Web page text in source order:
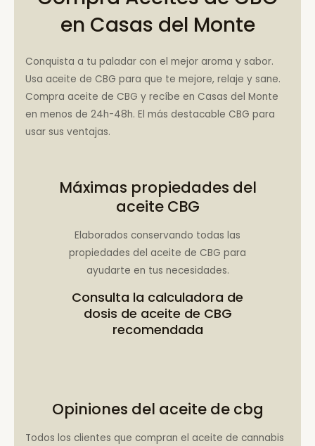
en Casas del Monte
Conquista a tu paladar con el mejor aroma y sabor.
Usa aceite de CBG para que te mejore, relaje y sane.
Compra aceite de CBG y recíbe en Casas del Monte
en menos de 24h-48h. El más destacable CBG para
usar sus ventajas.
Máximas propiedades del
aceite CBG
Elaborados conservando todas las
propiedades del aceite de CBG para
ayudarte en tus necesidades.
Consulta la calculadora de
dosis de aceite de CBG
recomendada
Opiniones del aceite de cbg
Todos los clientes que compran el aceite de cannabis